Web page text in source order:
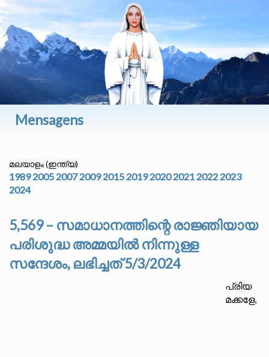
Mensagens
മലയാളം (ഇന്ത്യ)
1989 2005 2007 2009 2015 2019 2020 2021 2022 2023
2024
5,569 – സമാധാനത്തിന്റെ രാജ്ഞിയായ
പരിശുദ്ധ അമ്മയിൽ നിന്നുള്ള
സന്ദേശം, ലഭിച്ചത് 5/3/2024
പ്രിയ
മക്കളേ,